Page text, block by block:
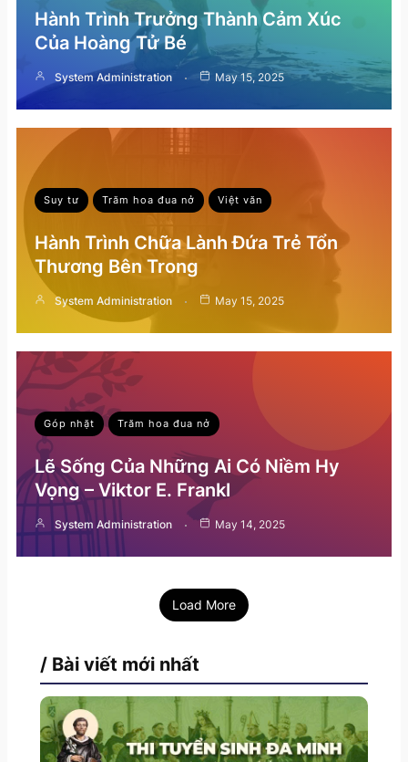
Hành Trình Trưởng Thành Cảm Xúc
Của Hoàng Tử Bé
System Administration May 15, 2025
Suy tư Trăm hoa đua nở Việt văn
Hành Trình Chữa Lành Đứa Trẻ Tổn
Thương Bên Trong
System Administration May 15, 2025
Góp nhặt Trăm hoa đua nở
Lẽ Sống Của Những Ai Có Niềm Hy
Vọng – Viktor E. Frankl
System Administration May 14, 2025
Load More
/ Bài viết mới nhất